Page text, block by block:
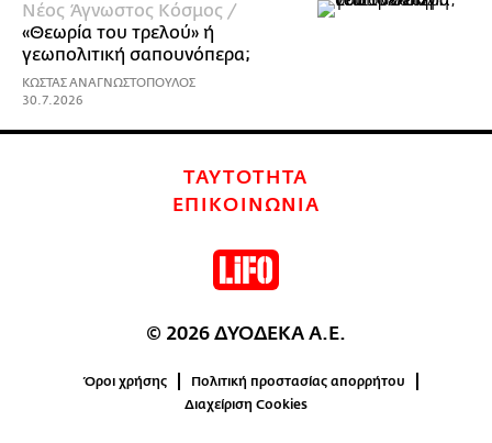
Νέος Άγνωστος Κόσμος /
«Θεωρία του τρελού» ή
γεωπολιτική σαπουνόπερα;
ΚΩΣΤΑΣ ΑΝΑΓΝΩΣΤΟΠΟΥΛΟΣ
30.7.2026
ΤΑΥΤΟΤΗΤΑ
ΕΠΙΚΟΙΝΩΝΙΑ
© 2026 ΔΥΟΔΕΚΑ Α.Ε.
Όροι χρήσης
Πολιτική προστασίας απορρήτου
Διαχείριση Cookies